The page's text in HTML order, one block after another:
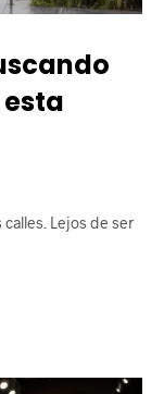
Lejos de ser